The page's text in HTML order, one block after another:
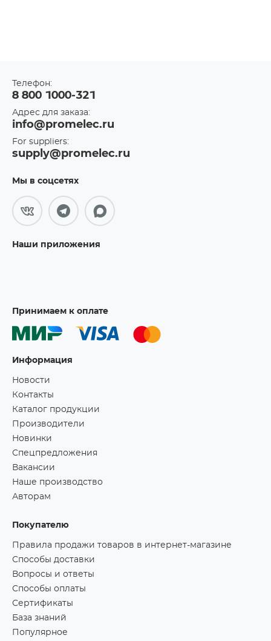
Телефон:
8 800 1000-321
Адрес для заказа:
info@promelec.ru
For suppliers:
supply@promelec.ru
Мы в соцсетях
Наши приложения
Принимаем к оплате
Информация
Новости
Контакты
Каталог продукции
Производители
Новинки
Спецпредложения
Вакансии
Наше производство
Авторам
Покупателю
Правила продажи товаров в интернет-магазине
Способы доставки
Вопросы и ответы
Способы оплаты
Сертификаты
База знаний
Популярное